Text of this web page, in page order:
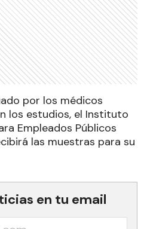
por los médicos
los estudios, el Instituto
Empleados Públicos
las muestras para su
en tu email